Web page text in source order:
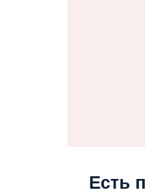
Есть